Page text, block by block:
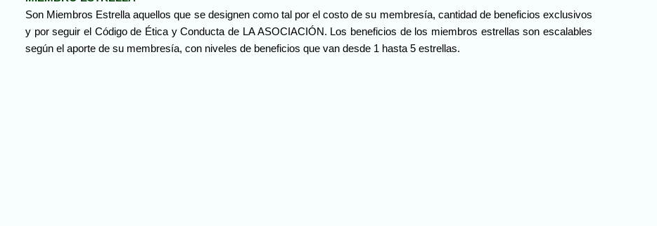
Son Miembros Estrella aquellos que se designen como tal por el costo de su membresía, cantidad de beneficios exclusivos
y por seguir el Código de Ética y Conducta de LA ASOCIACIÓN. Los beneficios de los miembros estrellas son escalables
según el aporte de su membresía, con niveles de beneficios que van desde 1 hasta 5 estrellas.